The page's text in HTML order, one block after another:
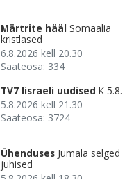
Märtrite hääl Somaalia
kristlased
6.8.2026 kell 20.30
Saateosa: 334
TV7 Iisraeli uudised K 5.8.
5.8.2026 kell 21.30
Saateosa: 3724
Ühenduses Jumala selged
juhised